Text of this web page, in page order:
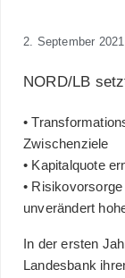
2. September 2021
NORD/LB
•
Zwischenziele
• Kapitalquote
•
unverändert
In der ersten
Landesbank